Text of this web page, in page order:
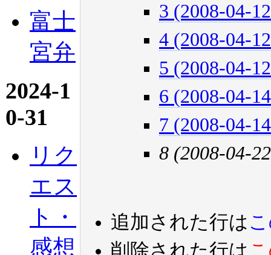
富士
宮弁
2024-1
0-31
リク
エス
ト・
感想
3 (2008-04-
4 (2008-04-
5 (2008-04-
6 (2008-04-
7 (2008-04-
8 (2008-04-
追加された行は
削除された行は